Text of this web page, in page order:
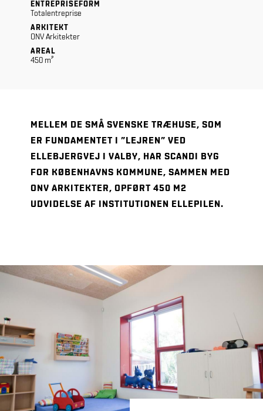
ENTREPRISEFORM
Totalentreprise
ARKITEKT
ONV Arkitekter
AREAL
450 m²
MELLEM DE SMÅ SVENSKE TRÆHUSE, SOM
ER FUNDAMENTET I ”LEJREN” VED
ELLEBJERGVEJ I VALBY, HAR SCANDI BYG
FOR KØBENHAVNS KOMMUNE, SAMMEN MED
ONV ARKITEKTER, OPFØRT 450 M2
UDVIDELSE AF INSTITUTIONEN ELLEPILEN.